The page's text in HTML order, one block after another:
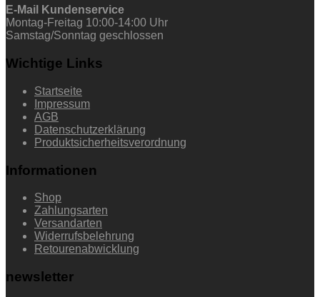
E-Mail Kundenservice
Montag-Freitag 10:00-14:00 Uhr
Samstag/Sonntag geschlossen
Wichtige Links
Startseite
Impressum
AGB
Datenschutzerklärung
Produktsicherheitsverordnung
Informationen
Shop
Zahlungsarten
Versandarten
Widerrufsbelehrung
Retourenabwicklung
newsletter